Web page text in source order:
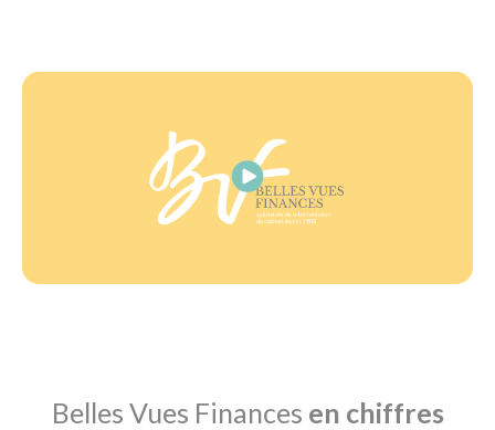
Belles Vues Finances en chiffres